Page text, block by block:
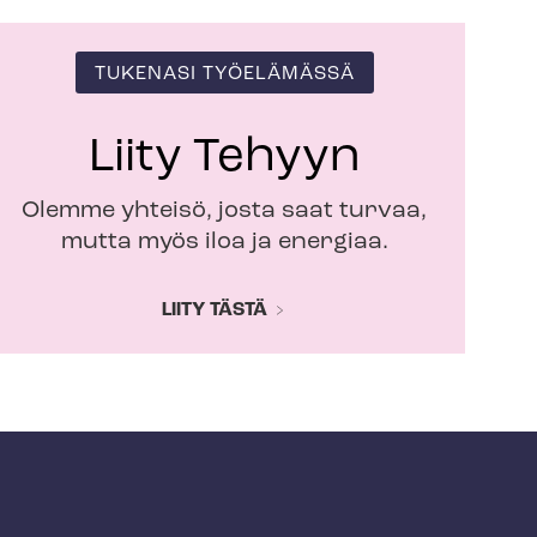
TUKENASI TYÖELÄMÄSSÄ
Liity Tehyyn
Olemme yhteisö, josta saat turvaa,
mutta myös iloa ja energiaa.
LIITY TÄSTÄ